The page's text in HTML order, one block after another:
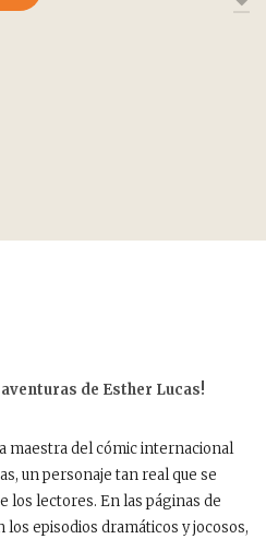
de Esther Lucas!
maestra del cómic internacional
un personaje tan real que se
los lectores. En las páginas de
los episodios dramáticos y jocosos,